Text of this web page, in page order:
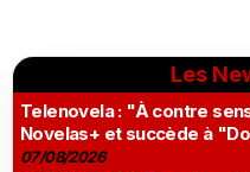
Les
Telenovela : "À contre
Novelas+ et succède à
07/08/2026